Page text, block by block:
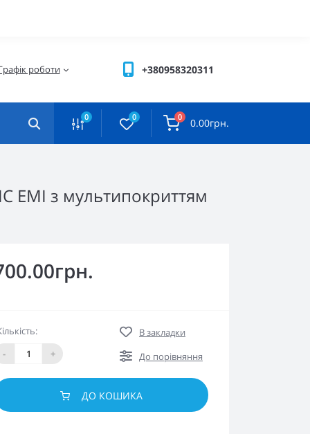
роботи +380958320311
0 0 0 0.00грн.
EMI з мультипокриттям
-
+
В закладки
До порівняння
ДО КОШИКА